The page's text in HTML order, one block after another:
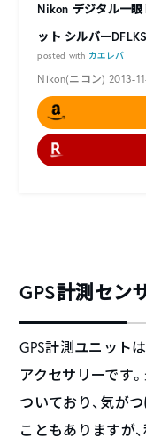
Nikon デジタル一
ット シルバー
posted with カエレバ
Nikon(ニコン) 2013-
GPS計測セン
GPS計測ユニット
アクセサリーです
ついており、気が
こともありますが